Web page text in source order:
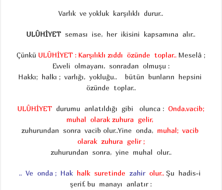
Varlık ve yokluk karşılıklı durur..
ULÛHİYET seması ise, her ikisini kapsamına alır..
Çünkü ULÛHİYET : Karşılıklı zıddı özünde toplar.. Meselâ ;
Evveli olmayanı, sonradan olmuşu :
Hakkı; halkı ; varlığı, yokluğu.. bütün bunların hepsini
özünde toplar..
ULÛHİYET durumu anlatıldığı gibi olunca : Onda,vacib;
muhal olarak zuhura gelir,
zuhurundan sonra vacib olur..Yine onda, muhal; vacib
olarak zuhura gelir ;
zuhurundan sonra, yine muhal olur..
.. Ve onda ; Hak halk suretinde zahir olur.. Şu hadis-i
şerif, bu manayı anlatır :